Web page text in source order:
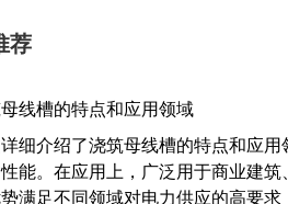
荐
线槽的特点和应用领域
细介绍了浇筑母线槽的特点和应
能。在应用上，广泛用于商业建
满足不同领域对电力供应的高要求